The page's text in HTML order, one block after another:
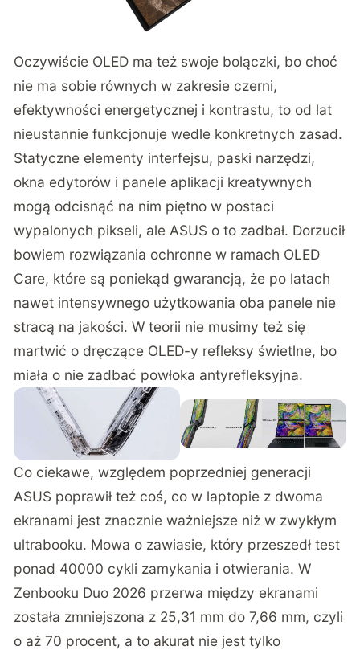
Oczywiście OLED ma też swoje bolączki, bo choć
nie ma sobie równych w zakresie czerni,
efektywności energetycznej i kontrastu, to od lat
nieustannie funkcjonuje wedle konkretnych zasad.
Statyczne elementy interfejsu, paski narzędzi,
okna edytorów i panele aplikacji kreatywnych
mogą odcisnąć na nim piętno w postaci
wypalonych pikseli, ale ASUS o to zadbał. Dorzucił
bowiem rozwiązania ochronne w ramach OLED
Care, które są poniekąd gwarancją, że po latach
nawet intensywnego użytkowania oba panele nie
stracą na jakości. W teorii nie musimy też się
martwić o dręczące OLED-y refleksy świetlne, bo
miała o nie zadbać powłoka antyrefleksyjna.
Co ciekawe, względem poprzedniej generacji
ASUS poprawił też coś, co w laptopie z dwoma
ekranami jest znacznie ważniejsze niż w zwykłym
ultrabooku. Mowa o zawiasie, który przeszedł test
ponad 40000 cykli zamykania i otwierania. W
Zenbooku Duo 2026 przerwa między ekranami
została zmniejszona z 25,31 mm do 7,66 mm, czyli
o aż 70 procent, a to akurat nie jest tylko